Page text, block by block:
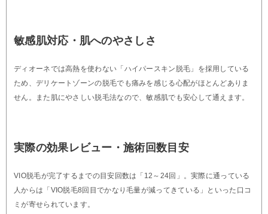
敏感肌対応・肌へのやさしさ
ディオーネでは高熱を使わない「ハイパースキン脱毛」を採用している
ため、デリケートゾーンの脱毛でも痛みを感じる心配がほとんどありま
せん。また肌にやさしい脱毛法なので、敏感肌でも安心して通えます。
実際の効果レビュー・施術回数目安
VIO脱毛が完了するまでの目安回数は「12～24回」。実際に通っている
人からは「VIO脱毛8回目でかなり毛量が減ってきている」といった口コ
ミが寄せられています。